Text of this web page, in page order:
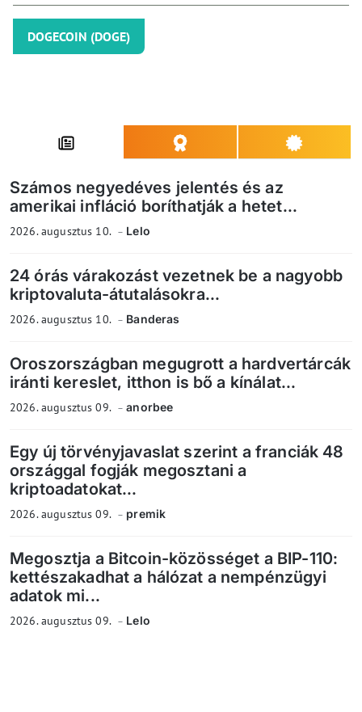
DOGECOIN (DOGE)
Számos negyedéves jelentés és az
amerikai infláció boríthatják a hetet...
2026. augusztus 10. Lelo
24 órás várakozást vezetnek be a nagyobb
kriptovaluta-átutalásokra...
2026. augusztus 10. Banderas
Oroszországban megugrott a hardvertárcák
iránti kereslet, itthon is bő a kínálat...
2026. augusztus 09. anorbee
Egy új törvényjavaslat szerint a franciák 48
országgal fogják megosztani a
kriptoadatokat...
2026. augusztus 09. premik
Megosztja a Bitcoin-közösséget a BIP-110:
kettészakadhat a hálózat a nempénzügyi
adatok mi...
2026. augusztus 09. Lelo